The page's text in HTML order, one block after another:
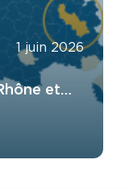
1 juin 2026
et